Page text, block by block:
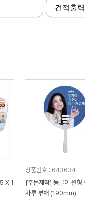
견적출력
X 1
상품번호 : 643634
[주문제작] 동글이 원형
자루 부채 (190mm)